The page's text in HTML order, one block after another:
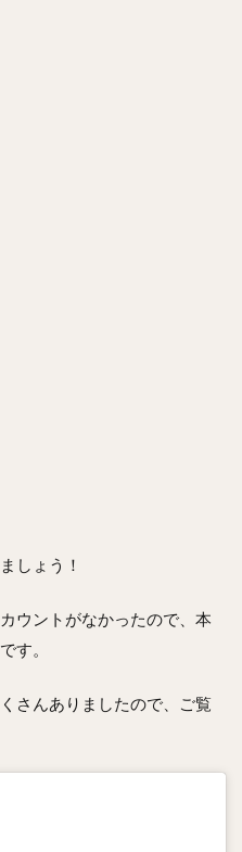
しょう！
ウントがなかったので、本
す。
さんありましたので、ご覧